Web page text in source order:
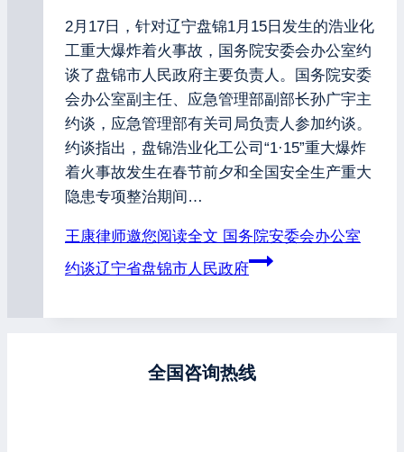
2月17日，针对辽宁盘锦1月15日发生的浩业化
工重大爆炸着火事故，国务院安委会办公室约
谈了盘锦市人民政府主要负责人。国务院安委
会办公室副主任、应急管理部副部长孙广宇主
约谈，应急管理部有关司局负责人参加约谈。
约谈指出，盘锦浩业化工公司“1·15”重大爆炸
着火事故发生在春节前夕和全国安全生产重大
隐患专项整治期间…
王康律师邀您阅读全文 国务院安委会办公室
约谈辽宁省盘锦市人民政府
全国咨询热线